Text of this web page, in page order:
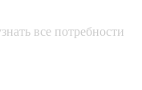
все потребности